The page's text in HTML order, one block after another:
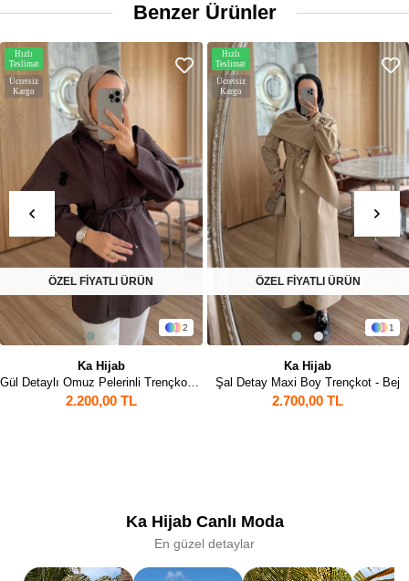
Benzer Ürünler
1
Ka Hijab
Şal Detay Maxi Boy Trençkot - Bej
2.700,00 TL
Ücretsiz
Kargo
Hızlı
Teslimat
ÖZEL FİYATLI ÜRÜN
1
Ka Hijab
Şal Detay Maxi Boy Trençkot -
2.700,00 TL
Ücretsiz
Kargo
Hızlı
Teslimat
ÖZEL FİYATLI ÜRÜN
Ka Hijab Canlı Moda
En güzel detaylar